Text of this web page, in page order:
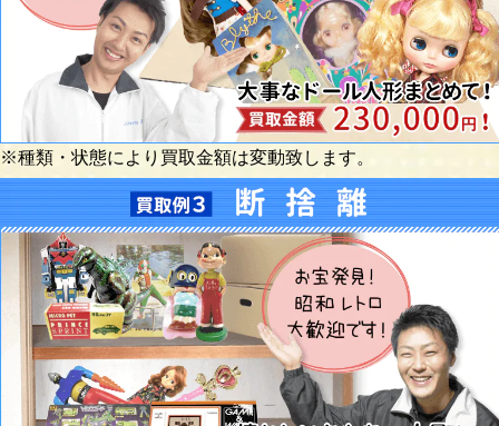
※種類・状態により買取金額は変動致します。